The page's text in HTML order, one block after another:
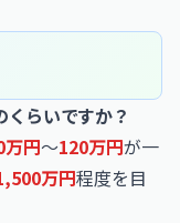
らいですか？
万円〜120万円が一
万円程度を目